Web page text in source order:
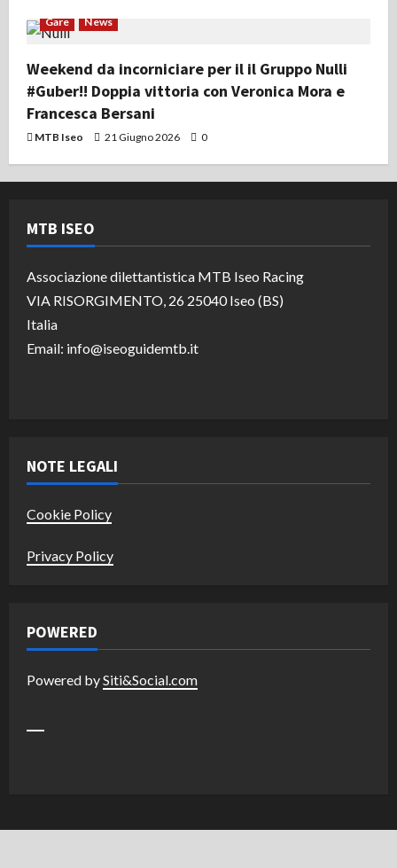
Gare News
Weekend da incorniciare per il il Gruppo Nulli
#Guber!! Doppia vittoria con Veronica Mora e
Francesca Bersani
MTB Iseo 21 Giugno 2026 0
MTB ISEO
Associazione dilettantistica MTB Iseo Racing
VIA RISORGIMENTO, 26 25040 Iseo (BS)
Italia
Email: info@iseoguidemtb.it
NOTE LEGALI
Cookie Policy
Privacy Policy
POWERED
Powered bySiti&Social.com